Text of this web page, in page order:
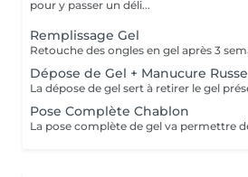
pour y passer un déli...
Remplissage Gel
Dépose de Gel + Manucure Russe
Pose Complète Chablon